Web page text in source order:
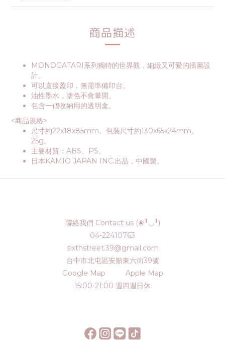
商品描述
MONOGATARI系列獨特的世界觀，細緻又可愛的插圖設
計。
可以直接蓋印，無需準備印台。
油性墨水，塗色不會暈開。
包含一個收納用的透明盒。
<商品規格>
尺寸約22x18x85mm。包裝尺寸約130x65x24mm。
25g。
主要材質：ABS、PS。
日本KAMIO JAPAN INC.出品，中國製。
聯絡我們 Contact us (❀╹◡╹)
04-22410763
sixthstreet.39@gmail.com
台中市北屯區安順東六街39號
Google Map
Apple Map
15:00-21:00 週四週日休